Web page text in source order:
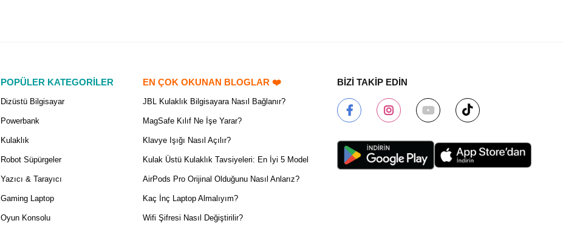
POPÜLER KATEGORİLER
Dizüstü Bilgisayar
Powerbank
Kulaklık
Robot Süpürgeler
Yazıcı & Tarayıcı
Gaming Laptop
Oyun Konsolu
EN ÇOK OKUNAN BLOGLAR ❤️
JBL Kulaklık Bilgisayara Nasıl Bağlanır?
MagSafe Kılıf Ne İşe Yarar?
Klavye Işığı Nasıl Açılır?
Kulak Üstü Kulaklık Tavsiyeleri: En İyi 5 Model
AirPods Pro Orijinal Olduğunu Nasıl Anlarız?
Kaç İnç Laptop Almalıyım?
Wifi Şifresi Nasıl Değiştirilir?
BİZİ TAKİP EDİN